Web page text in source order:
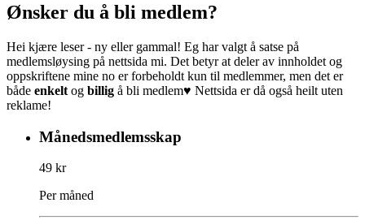
Ønsker du å bli medlem?
Hei kjære leser - ny eller gammal! Eg har valgt å satse på
medlemsløysing på nettsida mi. Det betyr at deler av innholdet og
oppskriftene mine no er forbeholdt kun til medlemmer, men det er
både enkelt og billig å bli medlem♥︎ Nettsida er då også heilt uten
reklame!
Månedsmedlemsskap
49 kr
Per måned